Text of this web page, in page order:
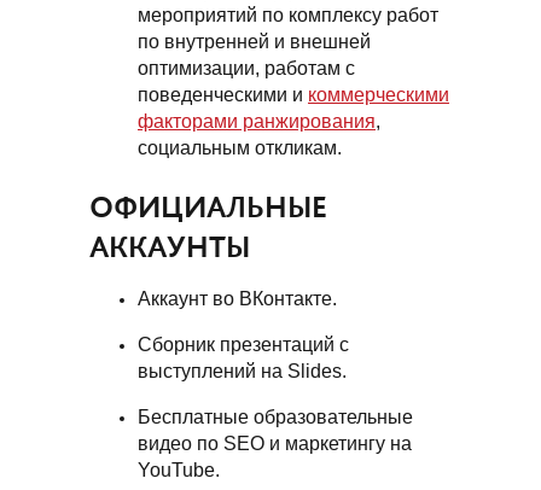
мероприятий по комплексу работ
по внутренней и внешней
оптимизации, работам с
поведенческими и коммерческими
факторами ранжирования,
социальным откликам.
ОФИЦИАЛЬНЫЕ
АККАУНТЫ
Аккаунт во ВКонтакте.
Сборник презентаций с
выступлений на Slides.
Бесплатные образовательные
видео по SEO и маркетингу на
YouTube.